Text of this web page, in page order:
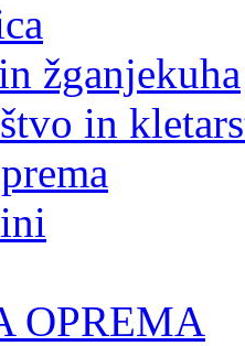
žganjekuha
in
OPREMA